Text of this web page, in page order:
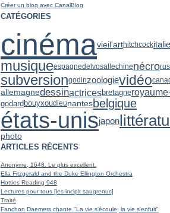
Créer un blog avec CanalBlog
CATÉGORIES
cinémavieil'arthitchcockitalie
musiqueespagnedelvosallechinenécro
subversiongodinzoologievidéo
allemagnedessinactricesbretagne
godardbouyxoudieunantes belgique
états-unisjapon
photo
ARTICLES RÉCENTS
Anonyme, 1648. Le plus excellent.
Ella Fitzgerald and the Duke Ellington Orchestra
Hotties Reading 948
Lectures pour tous [les incipit saugrenus]
Traité
Fanchon Daemers chante "La vie s'écoule, la vie s'enfuit"